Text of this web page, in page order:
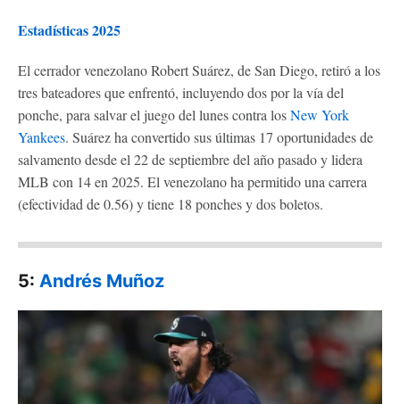
Estadísticas 2025
El cerrador venezolano Robert Suárez, de San Diego, retiró a los
tres bateadores que enfrentó, incluyendo dos por la vía del
ponche, para salvar el juego del lunes contra losNew York
Yankees. Suárez ha convertido sus últimas 17 oportunidades de
salvamento desde el 22 de septiembre del año pasado y lidera
MLB con 14 en 2025. El venezolano ha permitido una carrera
(efectividad de 0.56) y tiene 18 ponches y dos boletos.
5: Andrés Muñoz